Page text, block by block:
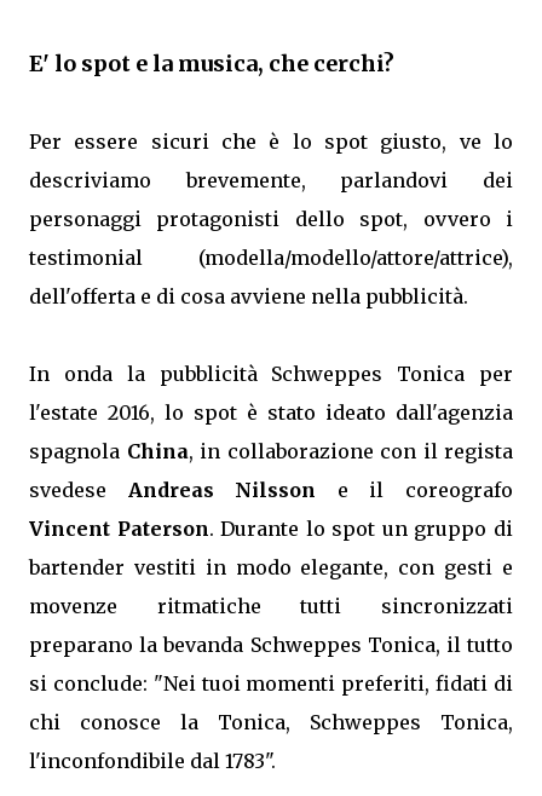
E' lo spot e la musica, che cerchi?
Per essere sicuri che è lo spot giusto, ve lo
descriviamo brevemente, parlandovi dei
personaggi protagonisti dello spot, ovvero i
testimonial (modella/modello/attore/attrice),
dell'offerta e di cosa avviene nella pubblicità.
In onda la pubblicità Schweppes Tonica per
l'estate 2016, lo spot è stato ideato dall'agenzia
spagnola China, in collaborazione con il regista
svedese Andreas Nilsson e il coreografo
Vincent Paterson. Durante lo spot un gruppo di
bartender vestiti in modo elegante, con gesti e
movenze ritmatiche tutti sincronizzati
preparano la bevanda Schweppes Tonica, il tutto
si conclude: "Nei tuoi momenti preferiti, fidati di
chi conosce la Tonica, Schweppes Tonica,
l'inconfondibile dal 1783".